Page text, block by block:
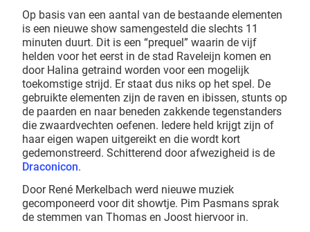
Op basis van een aantal van de bestaande elementen
is een nieuwe show samengesteld die slechts 11
minuten duurt. Dit is een “prequel” waarin de vijf
helden voor het eerst in de stad Raveleijn komen en
door Halina getraind worden voor een mogelijk
toekomstige strijd. Er staat dus niks op het spel. De
gebruikte elementen zijn de raven en ibissen, stunts op
de paarden en naar beneden zakkende tegenstanders
die zwaardvechten oefenen. Iedere held krijgt zijn of
haar eigen wapen uitgereikt en die wordt kort
gedemonstreerd. Schitterend door afwezigheid is de
Draconicon.
Door René Merkelbach werd nieuwe muziek
gecomponeerd voor dit showtje. Pim Pasmans sprak
de stemmen van Thomas en Joost hiervoor in.